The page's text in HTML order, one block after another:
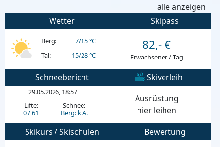
alle anzeigen
Wetter
Berg:
7/15 °C
Tal:
15/28 °C
Skipass
82,- €
Erwachsener / Tag
Schneebericht
29.05.2026, 18:57
Lifte:
0 / 61
Schnee:
Berg: k.A.
Skiverleih
Ausrüstung
hier leihen
Skikurs / Skischulen
Bewertung